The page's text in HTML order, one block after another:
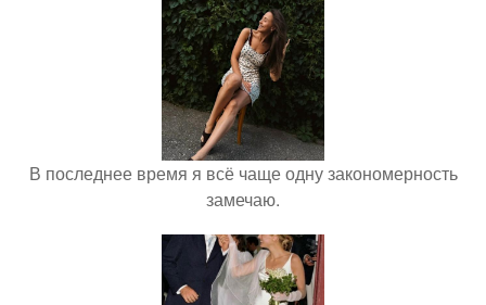
В последнее время я всё чаще одну закономерность
замечаю.